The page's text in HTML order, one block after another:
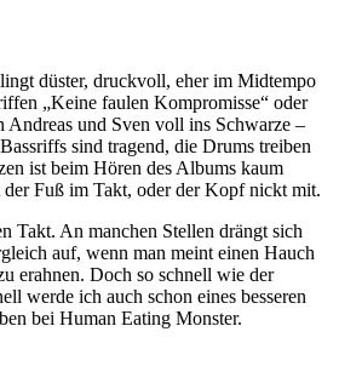
düster, druckvoll, eher im Midtempo
„Keine faulen Kompromisse“ oder
Andreas und Sven voll ins Schwarze –
sind tragend, die Drums treiben
ist beim Hören des Albums kaum
Fuß im Takt, oder der Kopf nickt mit.
Takt. An manchen Stellen drängt sich
auf, wenn man meint einen Hauch
erahnen. Doch so schnell wie der
werde ich auch schon eines besseren
bei Human Eating Monster.